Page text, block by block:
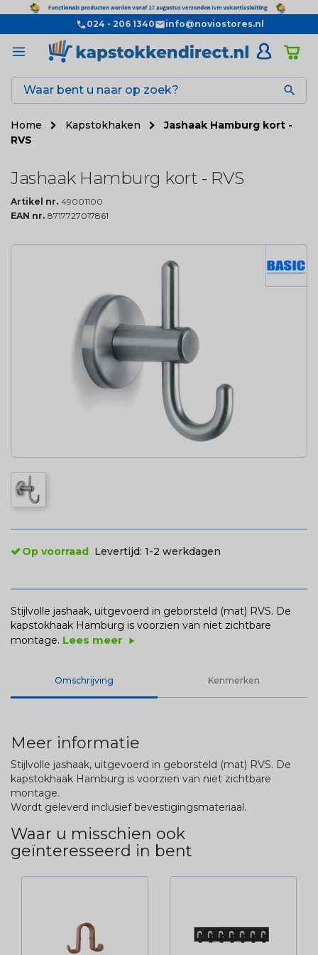
024 - 206 1340 info@noviostores.nl

Home Kapstokhaken
Jashaak Hamburg kort -
RVS
Jashaak Hamburg kort - RVS
Artikel nr. 49001100
EAN nr. 8717727017861
Op voorraad Levertijd: 1-2 werkdagen
Stijlvolle jashaak, uitgevoerd in geborsteld (mat) RVS. De
kapstokhaak Hamburg is voorzien van niet zichtbare
montage. Lees meer play_arrow
Omschrijving Kenmerken
Meer informatie
Stijlvolle jashaak, uitgevoerd in geborsteld (mat) RVS. De
kapstokhaak Hamburg is voorzien van niet zichtbare
montage.
Wordt geleverd inclusief bevestigingsmateriaal.
Waar u misschien ook
geïnteresseerd in bent